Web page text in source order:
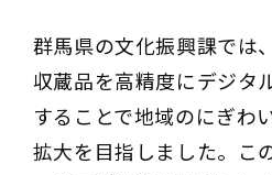
群馬県の文化振興課では
収蔵品を高精度にデジタ
することで地域のにぎわ
拡大を目指しました。こ